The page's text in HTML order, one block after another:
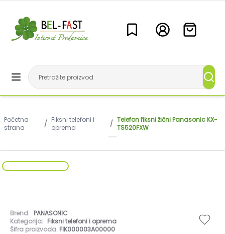
Početna
strana
/ Fiksni telefoni i
oprema
/ Telefon fiksni žični Panasonic KX-
TS520FXW
Brend: PANASONIC
Kategorija: Fiksni telefoni i oprema
Šifra proizvoda: FIK000003A00000